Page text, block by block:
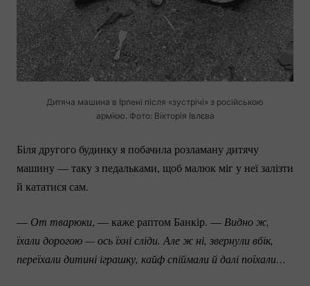
Дитяча машина в Ірпені після «зустрічі» з російською
армією. Фото: Вікторія Івлєва
Біля другого будинку я побачила розламану дитячу
машину — таку з педальками, щоб малюк міг у неї залізти
й кататися сам.
— От тварюки, — каже раптом Банкір. —Видно ж,
їхали дорогою — ось їхні сліди. Але ж ні, звернули вбік,
переїхали дитині іграшку, кайф спіймали й далі поїхали…